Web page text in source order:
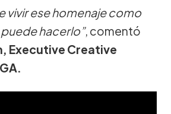
vivir ese homenaje como
hacerlo”, comentó
Executive Creative